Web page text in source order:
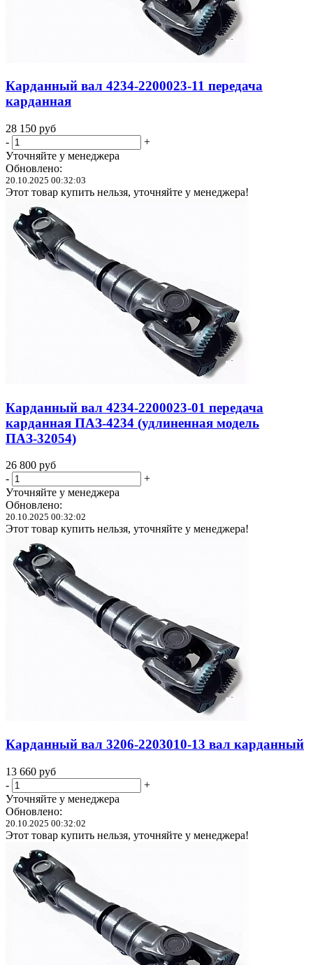
Карданный вал 4234-2200023-11 передача
карданная
28 150 руб
-
+
Уточняйте у менеджера
Обновлено:
20.10.2025 00:32:03
Этот товар купить нельзя, уточняйте у менеджера!
Карданный вал 4234-2200023-01 передача
карданная ПАЗ-4234 (удлиненная модель
ПАЗ-32054)
26 800 руб
-
+
Уточняйте у менеджера
Обновлено:
20.10.2025 00:32:02
Этот товар купить нельзя, уточняйте у менеджера!
Карданный вал 3206-2203010-13 вал карданный
13 660 руб
-
+
Уточняйте у менеджера
Обновлено:
20.10.2025 00:32:02
Этот товар купить нельзя, уточняйте у менеджера!